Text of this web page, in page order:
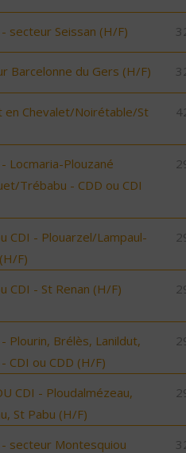
secteur Seissan (H/F)
Barcelonne du Gers (H/F)
en Chevalet/Noirétable/St
Locmaria-Plouzané
Trébabu - CDD ou CDI
CDI - Plouarzel/Lampaul-
F)
CDI - St Renan (H/F)
Plourin, Brélès, Lanildut,
CDI ou CDD (H/F)
CDI - Ploudalmézeau,
St Pabu (H/F)
secteur Montesquiou